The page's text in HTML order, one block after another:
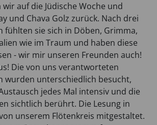
auf die Jüdische Woche und
und Chava Golz zurück. Nach drei
fühlten sie sich in Döben, Grimma,
wie im Traum und haben diese
- wir mir unseren Freunden auch!
Die von uns verantworteten
wurden unterschiedlich besucht,
jedes Mal intensiv und die
sichtlich berührt. Die Lesung in
unserem Flötenkreis mitgestaltet.